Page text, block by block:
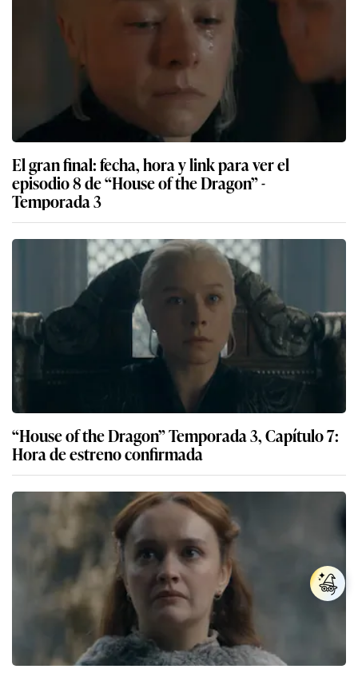
El gran final: fecha, hora y link para ver el
episodio 8 de “House of the Dragon” -
Temporada 3
“House of the Dragon” Temporada 3, Capítulo 7:
Hora de estreno confirmada